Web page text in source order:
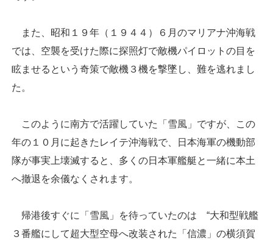
また、昭和１９年（１９４４）６月のマリアナ沖海戦
では、空襲を受けた際に探照灯で敵機パイロットの目を
眩ませるという奇策で敵機３機を撃墜し、難を逃れまし
た。
このように南方で活躍していた「雪風」ですが、この
年の１０月に起きたレイテ沖海戦で、日本海軍の機動部
隊が事実上壊滅すると、多くの日本軍艦艇と一緒に本土
へ撤退を余儀なくされます。
帰港後すぐに「雪風」を待っていたのは “大和型戦艦
３番艦にして超大型空母へ改装された「信濃」の横須賀